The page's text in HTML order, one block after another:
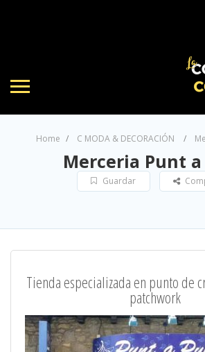
Home C MODA & DECORACIÓN
Merceria Punt
Guardar
Tienda especializada en punto de
patchwork